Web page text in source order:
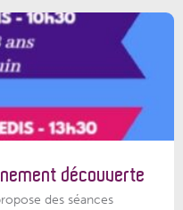
découverte
des séances